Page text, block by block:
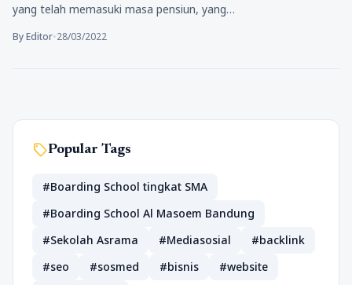
yang telah memasuki masa pensiun, yang…
By Editor•28/03/2022
sellPopular Tags
#Boarding School tingkat SMA
#Boarding School Al Masoem Bandung
#Sekolah Asrama
#Mediasosial
#backlink
#seo
#sosmed #bisnis
#website